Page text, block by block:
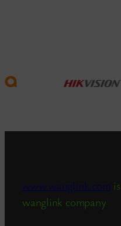
www.wanglink.com
wanglink company